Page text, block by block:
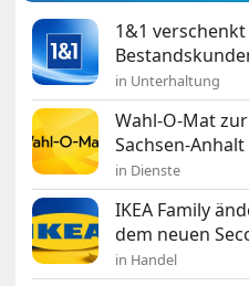
1&1
in Unterhaltung
Wahl-O-Mat
Sachsen-
in Dienste
IKEA Family
dem neuen
in Handel